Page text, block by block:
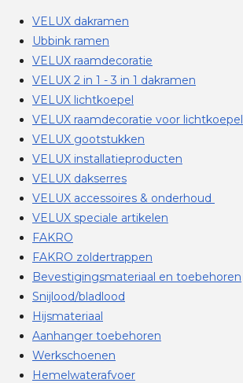
VELUX dakramen
Ubbink ramen
VELUX raamdecoratie
VELUX 2 in 1 - 3 in 1 dakramen
VELUX lichtkoepel
VELUX raamdecoratie voor lichtkoepel
VELUX gootstukken
VELUX installatieproducten
VELUX dakserres
VELUX accessoires & onderhoud
VELUX speciale artikelen
FAKRO
FAKRO zoldertrappen
Bevestigingsmateriaal en toebehoren
Snijlood/bladlood
Hijsmateriaal
Aanhanger toebehoren
Werkschoenen
Hemelwaterafvoer